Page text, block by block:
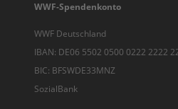
WWF-Spendenkonto
WWF Deutschland
IBAN: DE06 5502 0500 0222 2222
BIC: BFSWDE33MNZ
SozialBank